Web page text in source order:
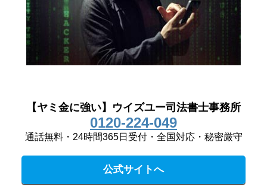
【ヤミ金に強い】ウイズユー司法書士事務所
0120-224-049
通話無料・24時間365日受付・全国対応・秘密厳守
公式サイトへ